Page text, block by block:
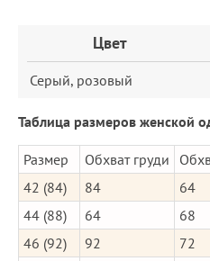
Цвет
Серый, розовый
Таблица размеров женской
Размер Обхват груди
42 (84)
84 64
44 (88)
64 68
46 (92)
92 72